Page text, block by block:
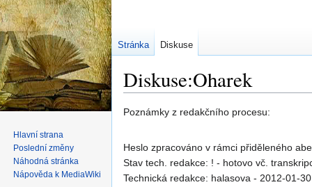
Diskuse:Oharek
Skočit
navigaci
Skočit
vyhledávání
Poznámky z redakčního procesu:
Heslo zpracováno v rámci přiděleného
Stav tech. redakce: ! - hotovo vč.
Technická redakce: halasova - 2012-01-30
Stránka Diskuse
Hlavní strana
Poslední změny
Náhodná stránka
Nápověda k MediaWiki